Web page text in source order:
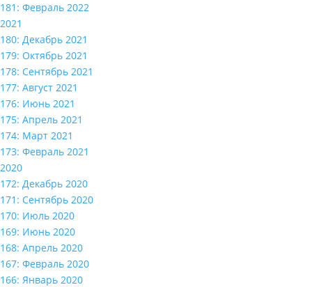
181: Февраль 2022
2021
180: Декабрь 2021
179: Октябрь 2021
178: Сентябрь 2021
177: Август 2021
176: Июнь 2021
175: Апрель 2021
174: Март 2021
173: Февраль 2021
2020
172: Декабрь 2020
171: Сентябрь 2020
170: Июль 2020
169: Июнь 2020
168: Апрель 2020
167: Февраль 2020
166: Январь 2020